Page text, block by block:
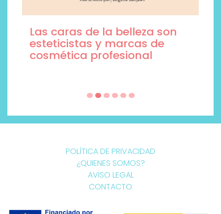
Las caras de la belleza son
esteticistas y marcas de
cosmética profesional
POLÍTICA DE PRIVACIDAD
¿QUIENES SOMOS?
AVISO LEGAL
CONTACTO